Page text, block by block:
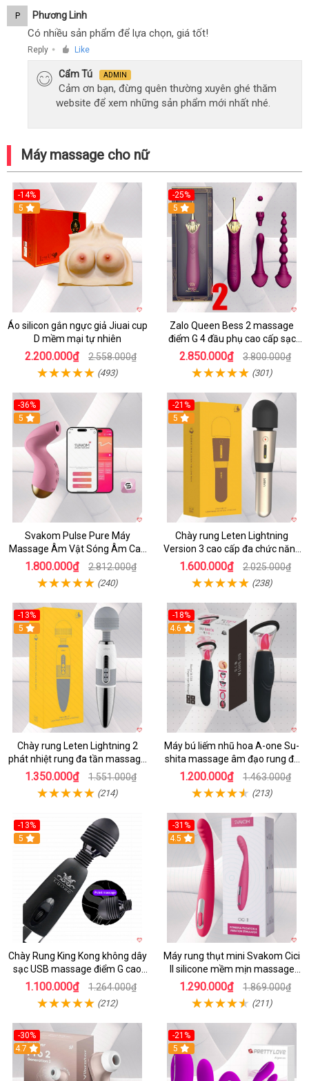
P Phương Linh
Có nhiều sản phẩm để lựa chọn, giá tốt!
Reply ● Like
Cẩm Tú ADMIN
Cảm ơn bạn, đừng quên thường xuyên ghé thăm
website để xem những sản phẩm mới nhất nhé.
Máy massage cho nữ
-14%
5
Áo silicon gắn ngực giả Jiuai cup
D mềm mại tự nhiên
2.200.000₫ 2.558.000₫
(493)
-25%
5
Zalo Queen Bess 2 massage
điểm G 4 đầu phụ cao cấp sạc
tiện lợi
2.850.000₫ 3.800.000₫
(301)
-36%
5
Svakom Pulse Pure Máy
Massage Âm Vật Sóng Âm Cao
Cấp Điều Khiển App Đỉnh
1.800.000₫ 2.812.000₫
(240)
-21%
5
Chày rung Leten Lightning
Version 3 cao cấp đa chức năng
kích thích
1.600.000₫ 2.025.000₫
(238)
-13%
5
Chày rung Leten Lightning 2
phát nhiệt rung đa tần massage
toàn thân kích thích
1.350.000₫ 1.551.000₫
(214)
-18%
4.6
Máy bú liếm nhũ hoa A-one Su-
shita massage âm đạo rung đa
chế độ
1.200.000₫ 1.463.000₫
(213)
-13%
5
Chày Rung King Kong không dây
sạc USB massage điểm G cao
cấp kích thích
1.100.000₫ 1.264.000₫
(212)
-31%
4.5
Máy rung thụt mini Svakom Cici
II silicone mềm mịn massage
điểm G cao cấp
1.290.000₫ 1.869.000₫
(211)
-30%
4.7
-21%
5